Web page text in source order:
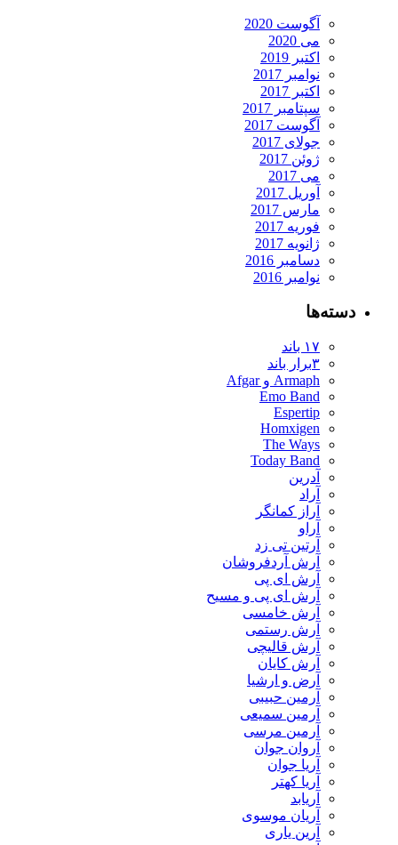
آگوست 2020
می 2020
اکتبر 2019
نوامبر 2017
اکتبر 2017
سپتامبر 2017
آگوست 2017
جولای 2017
ژوئن 2017
می 2017
آوریل 2017
مارس 2017
فوریه 2017
ژانویه 2017
دسامبر 2016
نوامبر 2016
دسته‌ها
۱۷ باند
۳برار باند
Armaph و Afgar
Emo Band
Espertip
Homxigen
The Ways
Today Band
آدرین
آراد
آراز کمانگر
آراو
آرتین تی زد
آرش آردفروشان
آرش ای پی
آرش ای پی و مسیح
آرش خامسی
آرش رستمی
آرش قالیچی
آرش کایان
​آرض و ارشیا
آرمین حبیبی
آرمین سمیعی
آرمین مرسی
آروان جوان
آریا جوان
آریا کهتر
آریابد
آریان موسوی
آرین یاری